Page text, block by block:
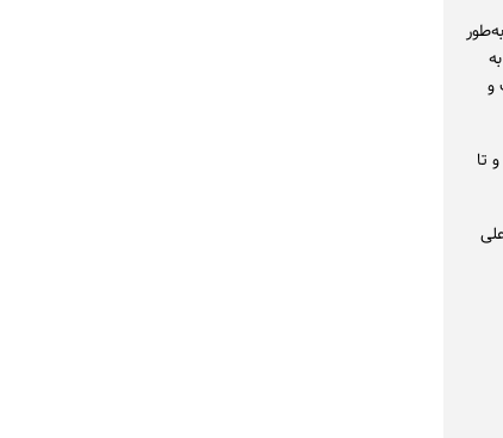
و
است و تا